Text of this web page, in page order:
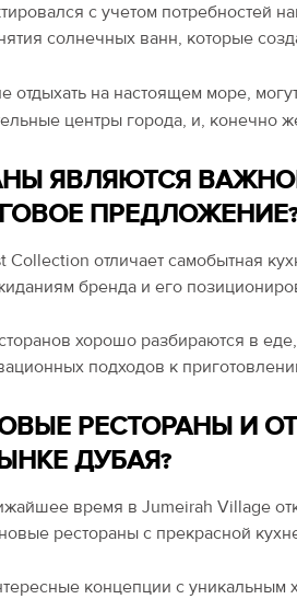
с учетом потребностей
солнечных ванн, которые
отдыхать на настоящем море,
центры города, и, конечно
ЯВЛЯЮТСЯ ВАЖНОЙ
Collection отличает самобытная
бренда и его
хорошо разбираются в
подходов к
РЕСТОРАНЫ И
ДУБАЯ?
время в Jumeirah Village
рестораны с прекрасной
концепции с